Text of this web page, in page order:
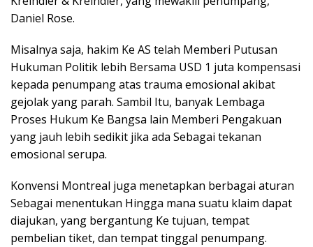
Daniel Rose.
Misalnya saja, hakim Ke AS telah Memberi Putusan
Hukuman Politik lebih Bersama USD 1 juta kompensasi
kepada penumpang atas trauma emosional akibat
gejolak yang parah. Sambil Itu, banyak Lembaga
Proses Hukum Ke Bangsa lain Memberi Pengakuan
yang jauh lebih sedikit jika ada Sebagai tekanan
emosional serupa.
Konvensi Montreal juga menetapkan berbagai aturan
Sebagai menentukan Hingga mana suatu klaim dapat
diajukan, yang bergantung Ke tujuan, tempat
pembelian tiket, dan tempat tinggal penumpang.